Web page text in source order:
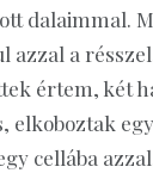
dalaimmal.
azzal a
értem, két
elkoboztak
cellába